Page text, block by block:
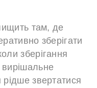
там, де
зберігати
зберігання
звертатися